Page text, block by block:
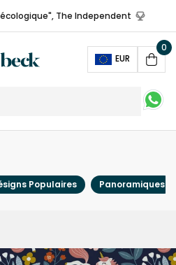
The Independent
EUR
Cart
0
Populaires Panoramiques